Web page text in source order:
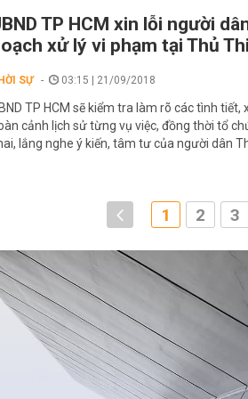
TP HCM xin lỗi người
xử lý vi phạm tại Thủ
SỰ 03:15 | 21/09/2018
TP HCM sẽ kiểm tra làm rõ các tình
cảnh lịch sử từng vụ việc, đồng thời tổ
lắng nghe ý kiến, tâm tư của người dân
1 2 3